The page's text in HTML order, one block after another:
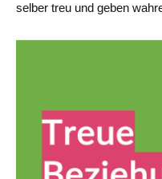
selber treu und geben